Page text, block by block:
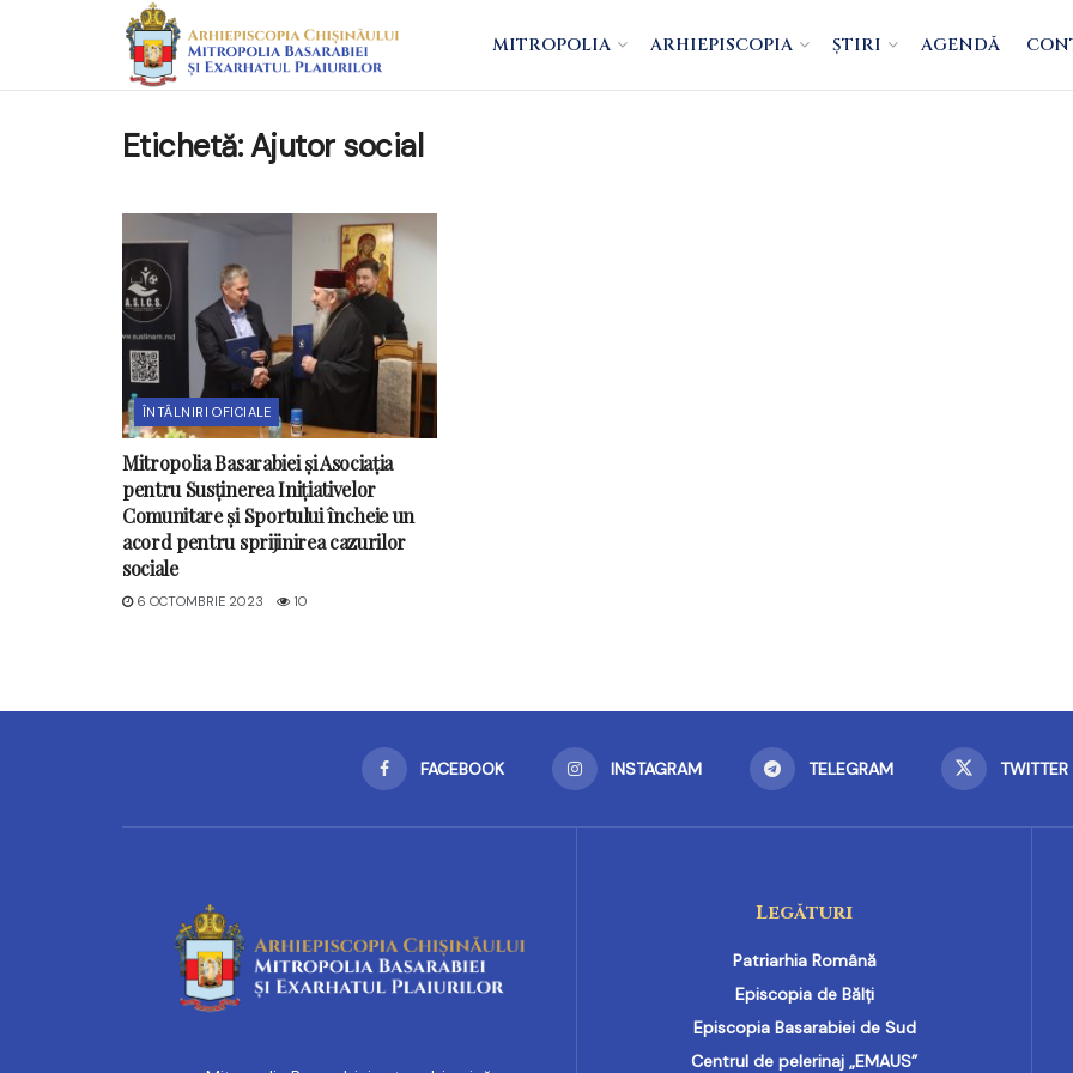
MITROPOLIA ARHIEPISCOPIA ȘTIRI AGENDĂ
Etichetă:Ajutor social
ÎNTÂLNIRI OFICIALE
Mitropolia Basarabiei și Asociația
pentru Susținerea Inițiativelor
Comunitare și Sportului încheie un
acord pentru sprijinirea cazurilor
sociale
6 OCTOMBRIE 2023 10
FACEBOOK INSTAGRAM TELEGRAM TWITTER
Legături
Patriarhia Română
Episcopia de Bălți
Episcopia Basarabiei de Sud
Centrul de pelerinaj „EMAUS”